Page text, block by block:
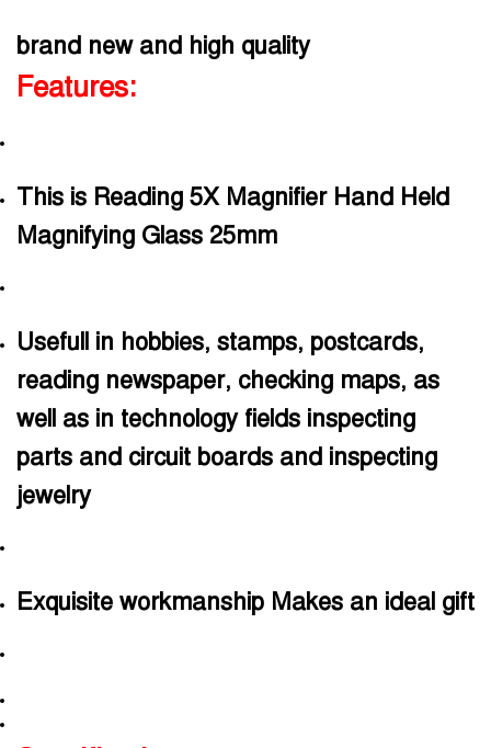
brand new and high quality
Features:
This is Reading 5X Magnifier Hand Held
Magnifying Glass 25mm
Usefull in hobbies, stamps, postcards,
reading newspaper, checking maps, as
well as in technology fields inspecting
parts and circuit boards and inspecting
jewelry
Exquisite workmanship Makes an ideal gift